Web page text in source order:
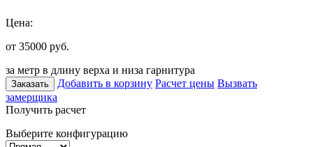
Цена:
от 35000 руб.
за метр в длину верха и низа гарнитура
Заказать Добавить в корзину Расчет цены Вызвать
замерщика
Получить расчет
Выберите конфигурацию